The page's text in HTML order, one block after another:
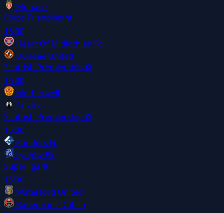
Monaco
Clubs Friendlies ⚽
16:00
Heart Of Midlothian Fc
Dundee United
Scottish Premiership ⚽
16:00
Motherwell
Falkirk
Scottish Premiership ⚽
16:00
Randers Fc
Lyngby Bk
Superliga ⚽
16:00
Waterford United
Bohemians Dublin